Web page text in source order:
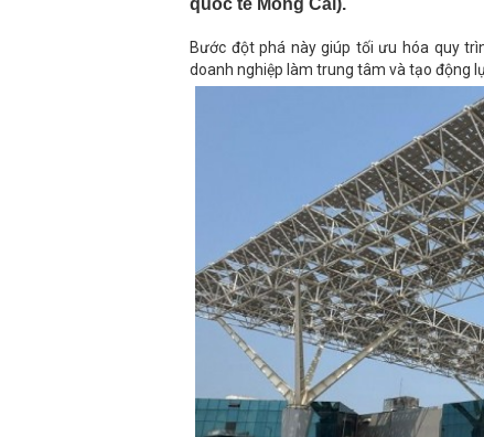
quốc tế Móng Cái).
Bước đột phá này giúp tối ưu hóa quy
doanh nghiệp làm trung tâm và tạo động